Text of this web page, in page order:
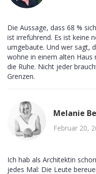
Die Aussage, dass 68 %
ist irreführend. Es ist keine
umgebaute. Und wer sagt,
wohne in einem alten Haus
die Ruhe. Nicht jeder
Grenzen.
Melanie
Februar 20,
Ich hab als Architektin
jedes Mal: Die Leute